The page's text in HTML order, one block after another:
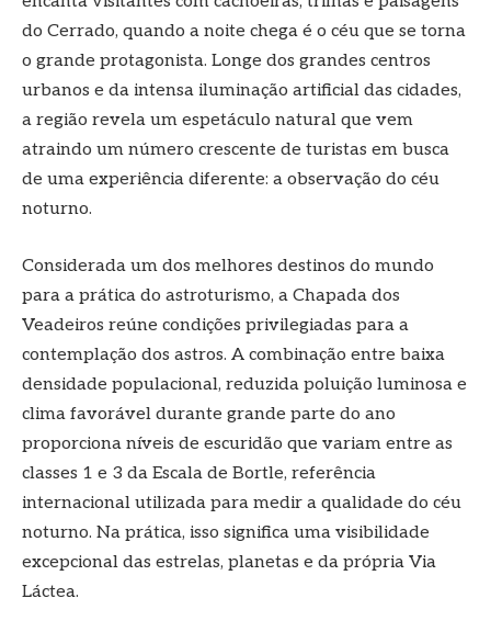
do Cerrado, quando a noite chega é o céu que se torna
o grande protagonista. Longe dos grandes centros
urbanos e da intensa iluminação artificial das cidades,
a região revela um espetáculo natural que vem
atraindo um número crescente de turistas em busca
de uma experiência diferente: a observação do céu
noturno.
Considerada um dos melhores destinos do mundo
para a prática do astroturismo, a Chapada dos
Veadeiros reúne condições privilegiadas para a
contemplação dos astros. A combinação entre baixa
densidade populacional, reduzida poluição luminosa e
clima favorável durante grande parte do ano
proporciona níveis de escuridão que variam entre as
classes 1 e 3 da Escala de Bortle, referência
internacional utilizada para medir a qualidade do céu
noturno. Na prática, isso significa uma visibilidade
excepcional das estrelas, planetas e da própria Via
Láctea.